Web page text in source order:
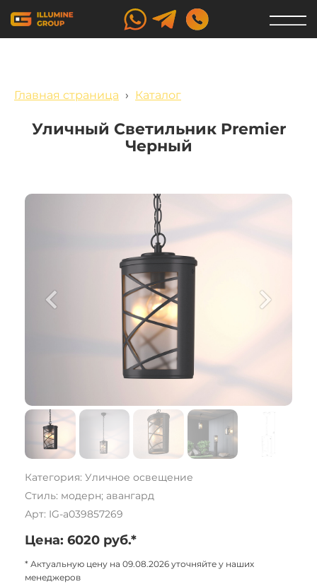
Главная страница › Каталог
Уличный Светильник Premier
Черный
Категория: Уличное освещение
Стиль: модерн; авангард
Арт: IG-a039857269
Цена: 6020 руб.*
* Актуальную цену на 09.08.2026 уточняйте у наших
менеджеров